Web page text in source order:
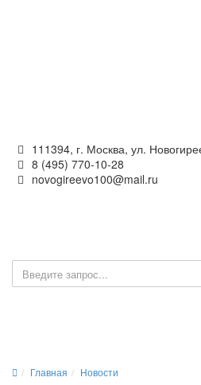
111394, г. Москва, ул.
8 (495) 770-10-28
novogireevo100@mail.ru
Главная Новости